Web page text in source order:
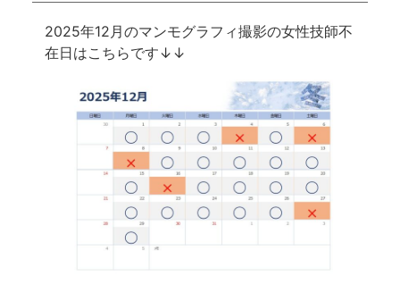
2025年12月のマンモグラフィ撮影の女性技師不
在日はこちらです↓↓